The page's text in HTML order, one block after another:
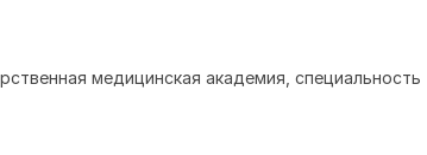
медицинская академия, специальность